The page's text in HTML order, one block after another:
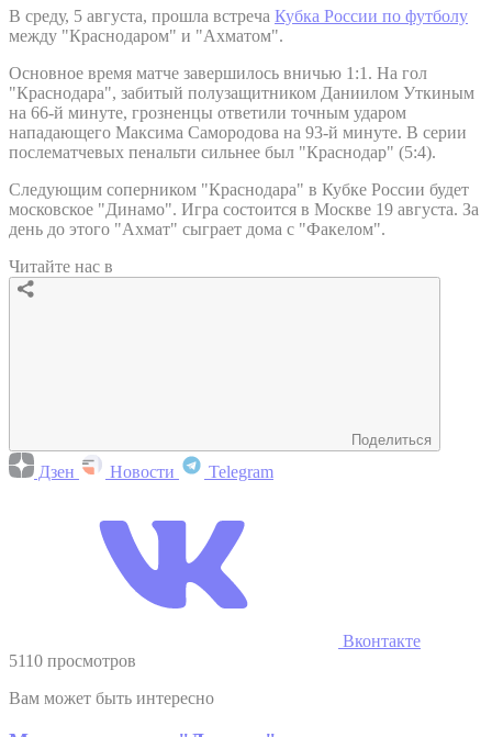
В среду, 5 августа, прошла встреча Кубка России по футболу
между "Краснодаром" и "Ахматом".
Основное время матче завершилось вничью 1:1. На гол
"Краснодара", забитый полузащитником Даниилом Уткиным
на 66-й минуте, грозненцы ответили точным ударом
нападающего Максима Самородова на 93-й минуте. В серии
послематчевых пенальти сильнее был "Краснодар" (5:4).
Следующим соперником "Краснодара" в Кубке России будет
московское "Динамо". Игра состоится в Москве 19 августа. За
день до этого "Ахмат" сыграет дома с "Факелом".
Читайте нас в
Поделиться
Дзен Новости Telegram
Вконтакте
5110 просмотров
Вам может быть интересно